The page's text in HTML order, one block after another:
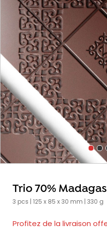
Trio 70%
3 pcs | 125 x 85 x 30 mm | 330 g
Profitez de la livraison